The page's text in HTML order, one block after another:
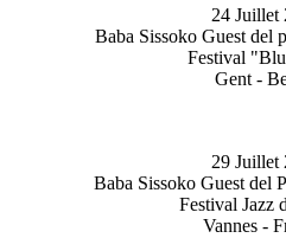
24 Juillet
Baba Sissoko Guest del
Festival
Gent -
29 Juillet
Baba Sissoko Guest del
Festival Jazz
Vannes -